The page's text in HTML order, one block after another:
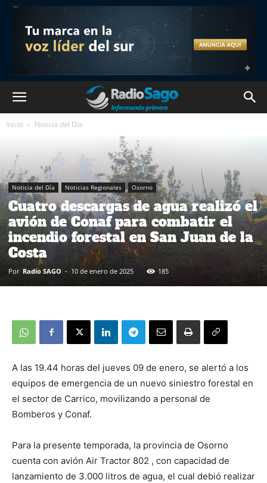
Inicio Noticia del Día
Noticia del Día Noticias Regionales Osorno
Cuatro descargas de agua realizó el
avión de Conaf para combatir el
incendio forestal en San Juan de la
Costa
Por Radio SAGO - 10 de enero de 2025 185
A las 19.44 horas del jueves 09 de enero, se alertó a los
equipos de emergencia de un nuevo siniestro forestal en
el sector de Carrico, movilizando a personal de
Bomberos y Conaf.
Para la presente temporada, la provincia de Osorno
cuenta con avión Air Tractor 802 , con capacidad de
lanzamiento de 3.000 litros de agua, el cual debió realizar